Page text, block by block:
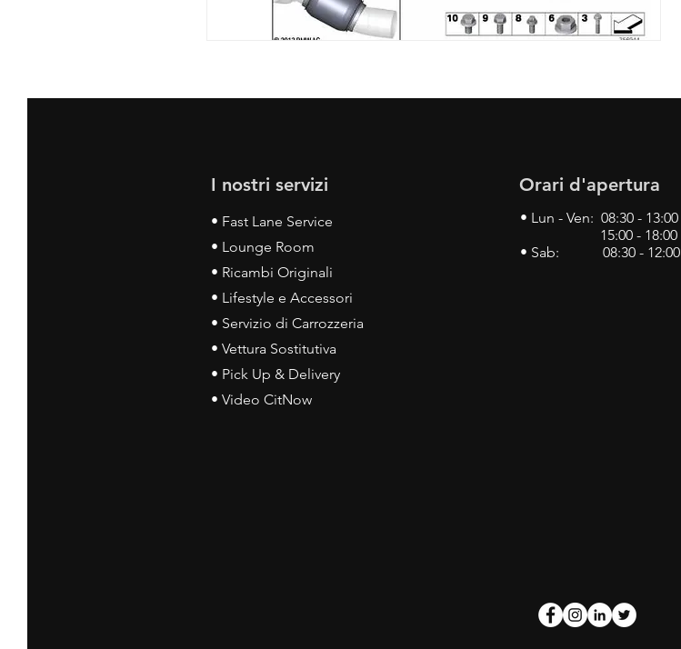
I nostri servizi
• Fast Lane Service
• Lounge Room
• Ricambi Originali
• Lifestyle e Accessori
• Servizio di Carrozzeria
• Vettura Sostitutiva
• Pick Up & Delivery
• Video CitNow
Orari d'apertura
• Lun - Ven: 08:30 - 13:00
15:00 - 18:00
• Sab: 08:30 - 12:00